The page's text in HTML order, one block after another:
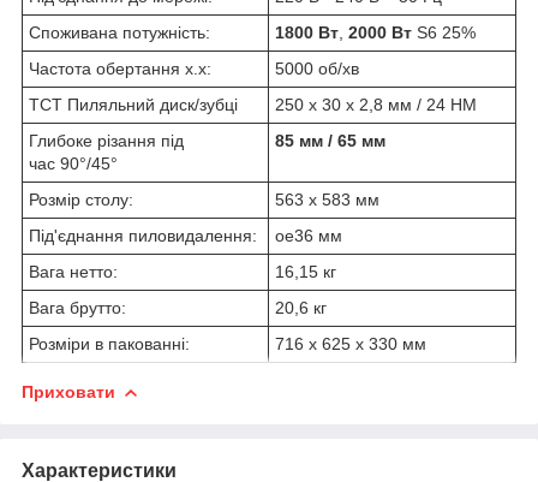
Споживана потужність:
1800 Вт 2000 Bт S6 25%
Частота обертання х.х:
5000 об/хв
TCT Пиляльний диск/зубці
250 x 30 x 2,8 мм / 24 HM
Глибоке різання під
час 90°/45°
85 мм / 65 мм
Розмір столу:
563 х 583 мм
Під'єднання пиловидалення:
oe36 мм
Вага нетто:
16,15 кг
Вага брутто:
20,6 кг
Розміри в пакованні:
716 х 625 х 330 мм
Приховати
Характеристики